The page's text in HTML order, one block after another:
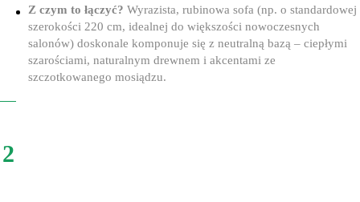
Z czym to łączyć? Wyrazista, rubinowa sofa (np. o standardowej
szerokości 220 cm, idealnej do większości nowoczesnych
salonów) doskonale komponuje się z neutralną bazą – ciepłymi
szarościami, naturalnym drewnem i akcentami ze
szczotkowanego mosiądzu.
2